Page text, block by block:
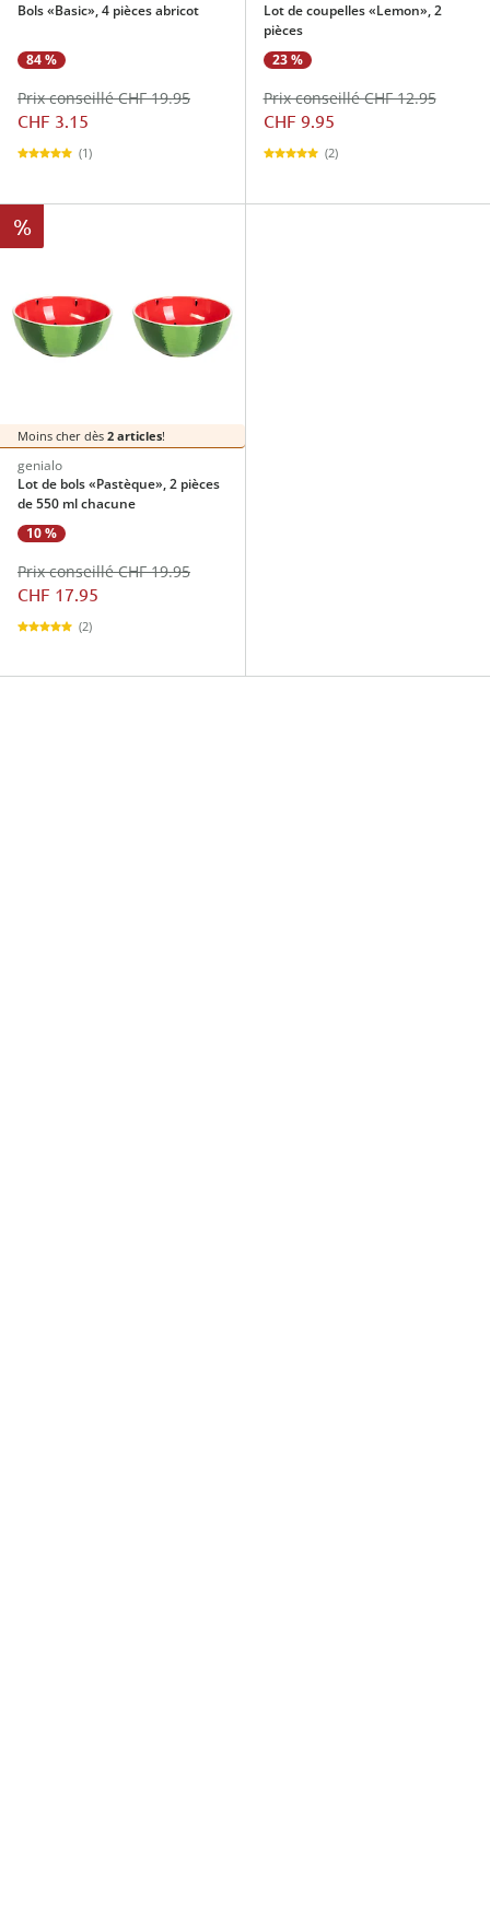
Bols «Basic», 4 pièces abricot
84 %
CHF 3.15
Prix conseillé CHF 19.95
(1)
Lot de coupelles «Lemon», 2
pièces
23 %
CHF 9.95
Prix conseillé CHF 12.95
(2)
%
Moins cher dès 2 articles!
genialo
Lot de bols «Pastèque», 2 pièces
de 550 ml chacune
10 %
CHF 17.95
Prix conseillé CHF 19.95
(2)